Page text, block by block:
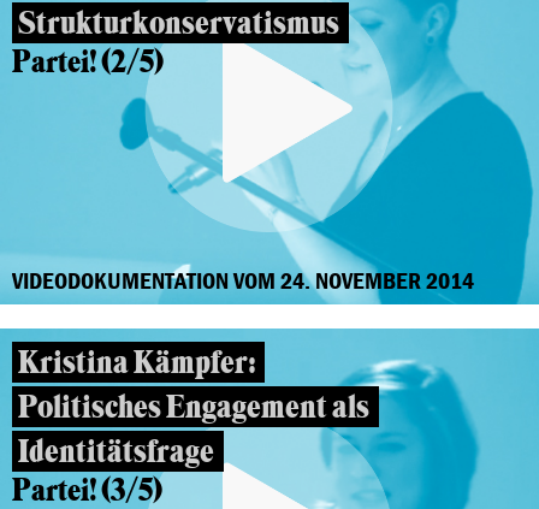
Strukturkonservatismus
Partei! (2/5)
VIDEODOKUMENTATION VOM 24. NOVEMBER 2014
Kristina Kämpfer:
Politisches Engagement als
Identitätsfrage
Partei! (3/5)